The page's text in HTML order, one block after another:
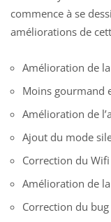
commence à se
améliorations de
Amélioration de
Moins gourmand
Amélioration de
Ajout du mode
Correction du
Amélioration de
Correction du